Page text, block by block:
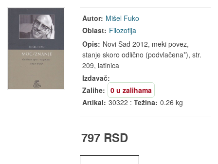
Autor: Mišel Fuko
Oblast: Filozofija
Opis: Novi Sad 2012, meki povez,
stanje skoro odlično (podvlačena*), str.
209, latinica
Izdavač:
Zalihe:
0 u zalihama
Artikal: 30322 :Težina: 0.26 kg
797 RSD